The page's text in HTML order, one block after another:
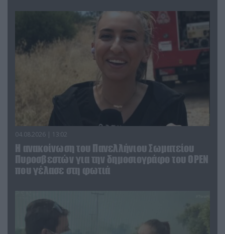
04.08.2026 | 13:02
Η ανακοίνωση του Πανελλήνιου Σωματείου
Πυροσβεστών για την δημοσιογράφο του OPEN
που γέλασε στη φωτιά